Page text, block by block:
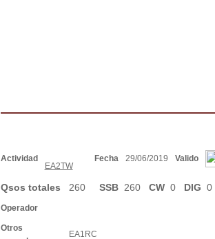
Actividad
EA2TW
Fecha 29/06/2019 Valido
Qsos totales 260 SSB260 CW0 DIG 0
Operador
Otros
EA1RC